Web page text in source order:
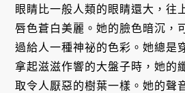
眼睛比一般人類的眼睛還大，往
唇色蒼白美麗。她的臉色暗沉，
過給人一種神祕的色彩。她總是
拿起滋滋作響的大盤子時，她的
取令人厭惡的樹葉一樣。她的聲